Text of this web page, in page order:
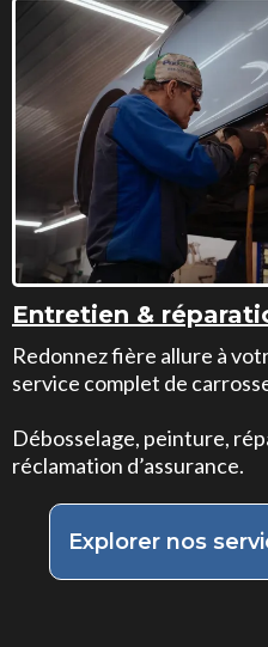
Entretien &
Redonnez fière allure à
service complet de
Débosselage, peinture,
réclamation d’assurance.
Explorer nos